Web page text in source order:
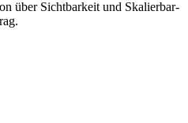
über Sicht­bar­keit und Ska­lier­bar­